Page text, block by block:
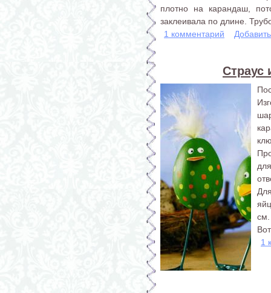
плотно на карандаш,
заклеивала по длине.
1 комментарий
Страус
см.
1